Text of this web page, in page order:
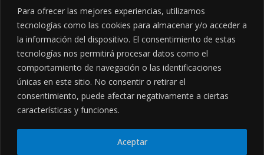
Para ofrecer las mejores experiencias, utilizamos
tecnologías como las cookies para almacenar y/o acceder a
la información del dispositivo. El consentimiento de estas
tecnologías nos permitirá procesar datos como el
comportamiento de navegación o las identificaciones
únicas en este sitio. No consentir o retirar el
consentimiento, puede afectar negativamente a ciertas
características y funciones.
Aceptar
SÍGUENOS EN
CONTÁCTANOS
Cl. 34 Sur #52-02, Alcala, Bogotá
+57 3046569705
LEGALES
Políticas de privacidad